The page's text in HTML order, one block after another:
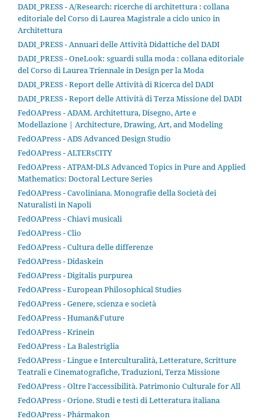
DADI_PRESS - A/Research: ricerche di architettura : collana
editoriale del Corso di Laurea Magistrale a ciclo unico in
Architettura
DADI_PRESS - Annuari delle Attività Didattiche del DADI
DADI_PRESS - OneLook: sguardi sulla moda : collana editoriale
del Corso di Laurea Triennale in Design per la Moda
DADI_PRESS - Report delle Attività di Ricerca del DADI
DADI_PRESS - Report delle Attività di Terza Missione del DADI
FedOAPress - ADAM. Architettura, Disegno, Arte e
Modellazione | Architecture, Drawing, Art, and Modeling
FedOAPress - ADS Advanced Design Studio
FedOAPress - ALTERsCITY
FedOAPress - ATPAM-DLS Advanced Topics in Pure and Applied
Mathematics: Doctoral Lecture Series
FedOAPress - Cavoliniana. Monografie della Società dei
Naturalisti in Napoli
FedOAPress - Chiavi musicali
FedOAPress - Clio
FedOAPress - Cultura delle differenze
FedOAPress - Didaskein
FedOAPress - Digitalis purpurea
FedOAPress - European Philosophical Studies
FedOAPress - Genere, scienza e società
FedOAPress - Human&Future
FedOAPress - Krinein
FedOAPress - La Balestriglia
FedOAPress - Lingue e Interculturalità, Letterature, Scritture
Teatrali e Cinematografiche, Traduzioni, Terza Missione
FedOAPress - Oltre l'accessibilità. Patrimonio Culturale for All
FedOAPress - Orione. Studi e testi di Letteratura italiana
FedOAPress - Phármakon